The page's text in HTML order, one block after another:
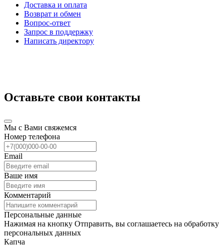
Доставка и оплата
Возврат и обмен
Вопрос-ответ
Запрос в поддержку
Написать директору
Оставьте свои контакты
Мы с Вами свяжемся
Номер телефона
Email
Ваше имя
Комментарий
Персональные данные
Нажимая на кнопку Отправить, вы соглашаетесь на обработку
персональных данных
Капча